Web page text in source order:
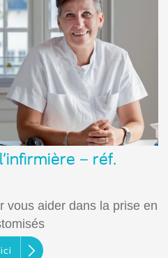
– réf.
vous aider dans la prise en